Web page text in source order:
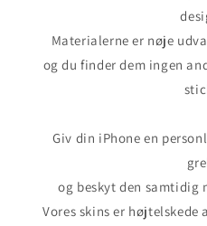
Materialerne er nøje
og du finder dem ingen
Giv din iPhone en
og beskyt den samtidig
Vores skins er højtelskede